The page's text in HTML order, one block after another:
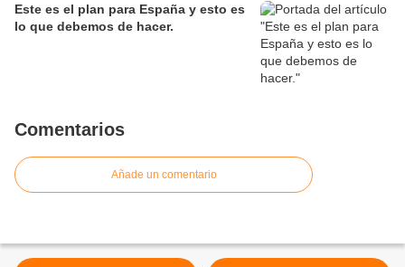
Este es el plan para España y esto es
lo que debemos de hacer.
Comentarios
Añade un comentario